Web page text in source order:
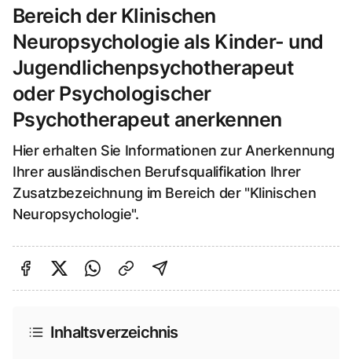
Bereich der Klinischen
Neuropsychologie als Kinder- und
Jugendlichenpsychotherapeut
oder Psychologischer
Psychotherapeut anerkennen
Hier erhalten Sie Informationen zur Anerkennung
Ihrer ausländischen Berufsqualifikation Ihrer
Zusatzbezeichnung im Bereich der "Klinischen
Neuropsychologie".
Auf Facebook teilen
Auf Twitter teilen
Per Link teilen
shareViaEmail
Inhaltsverzeichnis